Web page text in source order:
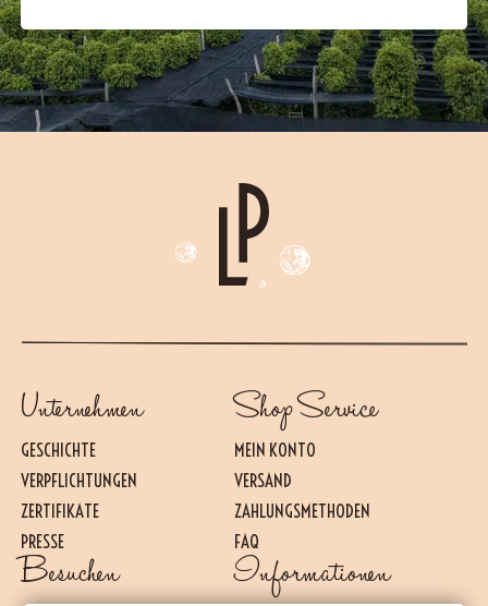
Unternehmen
GESCHICHTE
VERPFLICHTUNGEN
ZERTIFIKATE
PRESSE
Shop Service
MEIN KONTO
VERSAND
ZAHLUNGSMETHODEN
FAQ
Besuchen Informationen
Essential
DIESE COOKIES SIND FÜR DAS REIBUNGSLOSE FUNKTIONIEREN DER WEBSITE